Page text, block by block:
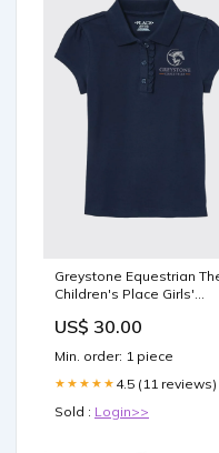
Greystone Equestrian
Children's Place Girls'
Polo, 2 Color Options
US$ 30.00
Min. order: 1 piece
★★★★★ 4.5 (11 reviews)
Sold : Login>>